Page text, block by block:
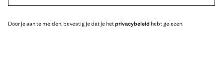
Door je aan te melden, bevestig je dat je hetprivacybeleid hebt gelezen.